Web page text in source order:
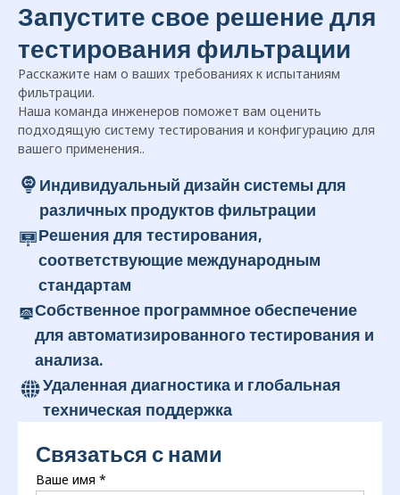
Запустите свое решение для
тестирования фильтрации
Расскажите нам о ваших требованиях к испытаниям
фильтрации.
Наша команда инженеров поможет вам оценить
подходящую систему тестирования и конфигурацию для
вашего применения..
Индивидуальный дизайн системы для
различных продуктов фильтрации
Решения для тестирования,
соответствующие международным
стандартам
Собственное программное обеспечение
для автоматизированного тестирования и
анализа.
Удаленная диагностика и глобальная
техническая поддержка
Связаться с нами
Ваше имя *